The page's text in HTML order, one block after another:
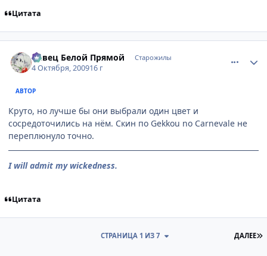
Цитата
Певец Белой Прямой Старожилы
4 Октября, 200916 г
АВТОР
Круто, но лучше бы они выбрали один цвет и
сосредоточились на нём. Скин по Gekkou no Carnevale не
переплюнуло точно.
I will admit my wickedness.
Цитата
ДАЛЕЕ
СТРАНИЦА 1 ИЗ 7